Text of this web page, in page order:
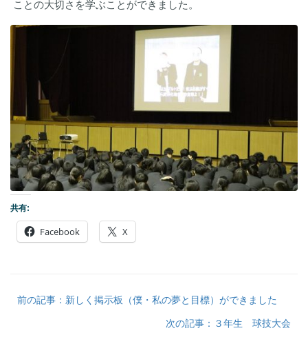
ことの大切さを学ぶことができました。
共有:
Facebook X
前の記事：新しく掲示板（僕・私の夢と目標）ができました
次の記事：３年生 球技大会